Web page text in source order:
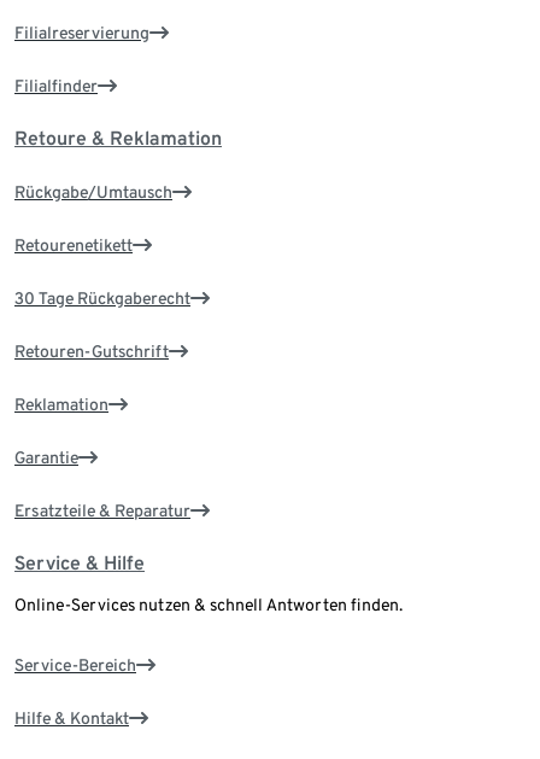
Filialreservierung
Filialfinder
Retoure & Reklamation
Rückgabe/Umtausch
Retourenetikett
30 Tage Rückgaberecht
Retouren-Gutschrift
Reklamation
Garantie
Ersatzteile & Reparatur
Service & Hilfe
Online-Services nutzen & schnell Antworten finden.
Service-Bereich
Hilfe & Kontakt